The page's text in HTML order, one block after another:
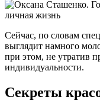
Сейчас, по словам
выглядит намного
при этом, не утратив
индивидуальности.
Секреты